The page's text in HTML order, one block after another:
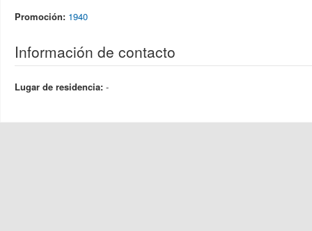
Promoción: 1940
Información de contacto
Lugar de residencia: -